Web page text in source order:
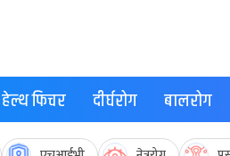
हेल्थ फिचर दीर्घरोग बालरोग